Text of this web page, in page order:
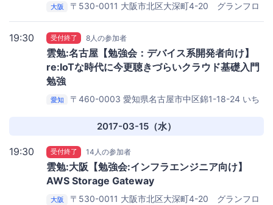
大阪
〒530-0011 大阪市北区大深町4-20 グランフロ
フィス
19:30 受付終了 8人の参加者
雲勉:名古屋【勉強会：デバイス系開発者向け】
re:IoTな時代に今更聴きづらいクラウド基礎入門
勉強
愛知
〒460-0003 愛知県名古屋市中区錦1-18-24 いち
2017-03-15（水）
19:30 受付終了 14人の参加者
雲勉:大阪【勉強会:インフラエンジニア向け】
AWS Storage Gateway
大阪
〒530-0011 大阪市北区大深町4-20 グランフロ